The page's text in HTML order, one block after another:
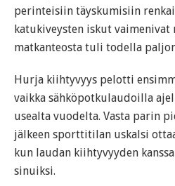
perinteisiin täyskumisiin
katukiveysten iskut
matkanteosta tuli todella
Hurja kiihtyvyys pelotti
vaikka sähköpotkulaudoilla
usealta vuodelta. Vasta parin
jälkeen sporttitilan uskalsi
kun laudan kiihtyvyyden
sinuiksi.